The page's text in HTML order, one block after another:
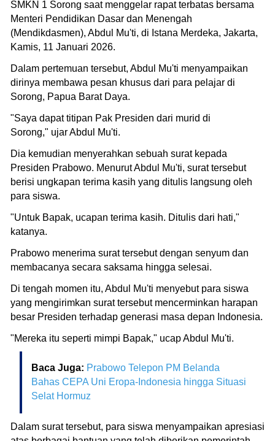
SMKN 1 Sorong saat menggelar rapat terbatas bersama
Menteri Pendidikan Dasar dan Menengah
(Mendikdasmen), Abdul Mu'ti, di Istana Merdeka, Jakarta,
Kamis, 11 Januari 2026.
Dalam pertemuan tersebut, Abdul Mu'ti menyampaikan
dirinya membawa pesan khusus dari para pelajar di
Sorong, Papua Barat Daya.
"Saya dapat titipan Pak Presiden dari murid di
Sorong," ujar Abdul Mu'ti.
Dia kemudian menyerahkan sebuah surat kepada
Presiden Prabowo. Menurut Abdul Mu'ti, surat tersebut
berisi ungkapan terima kasih yang ditulis langsung oleh
para siswa.
"Untuk Bapak, ucapan terima kasih. Ditulis dari hati,"
katanya.
Prabowo menerima surat tersebut dengan senyum dan
membacanya secara saksama hingga selesai.
Di tengah momen itu, Abdul Mu'ti menyebut para siswa
yang mengirimkan surat tersebut mencerminkan harapan
besar Presiden terhadap generasi masa depan Indonesia.
"Mereka itu seperti mimpi Bapak," ucap Abdul Mu'ti.
Baca Juga: Prabowo Telepon PM Belanda
Bahas CEPA Uni Eropa-Indonesia hingga Situasi
Selat Hormuz
Dalam surat tersebut, para siswa menyampaikan apresiasi